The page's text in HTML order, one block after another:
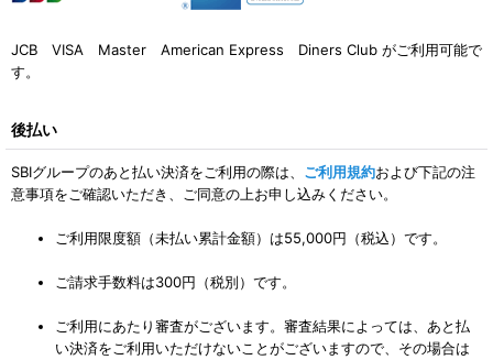
JCB VISA Master American Express Diners Club がご利用可能で
す。
後払い
SBIグループのあと払い決済をご利用の際は、 ご利用規約および下記の注
意事項をご確認いただき、ご同意の上お申し込みください。
ご利用限度額（未払い累計金額）は55,000円（税込）です。
ご請求手数料は300円（税別）です。
ご利用にあたり審査がございます。審査結果によっては、あと払
い決済をご利用いただけないことがございますので、その場合は